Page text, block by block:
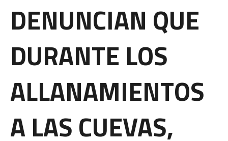
DENUNCIAN QUE
DURANTE LOS
ALLANAMIENTOS
A LAS CUEVAS,